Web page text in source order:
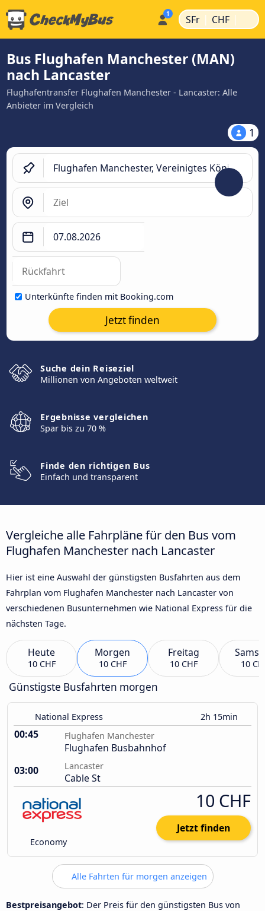
SFr | CHF |
Bus Flughafen Manchester (MAN)
nach Lancaster
Flughafentransfer Flughafen Manchester - Lancaster: Alle
Anbieter im Vergleich
1
Unterkünfte finden mit Booking.com
Jetzt finden
Suche dein Reiseziel
Millionen von Angeboten weltweit
Ergebnisse vergleichen
Spar bis zu 70 %
Finde den richtigen Bus
Einfach und transparent
Vergleiche alle Fahrpläne für den Bus vom
Flughafen Manchester nach Lancaster
Hier ist eine Auswahl der günstigsten Busfahrten aus dem
Fahrplan vom Flughafen Manchester nach Lancaster von
verschiedenen Busunternehmen wie National Express für die
nächsten Tage.
Heute
10 CHF
Morgen
10 CHF
Freitag
10 CHF 10
Günstigste Busfahrten morgen
National Express 2h 15min
00:45 Flughafen Manchester
Flughafen Busbahnhof
03:00
Lancaster
Cable St
Economy
10 CHF
Jetzt finden
Alle Fahrten für morgen anzeigen
Bestpreisangebot: Der Preis für den günstigsten Bus von